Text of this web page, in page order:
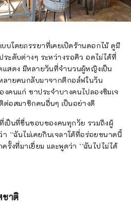
บโดยภรรยาที่เคยเปิดร้านดอกไม้ ดูมี
ระดับต่างๆ ระหว่างรอคิว อดไม่ได้ที่
แสดง มีหลายวันที่จำนวนผู้หญิงเป็น
ลายคนกลับมาจากตีกอล์ฟในวัน
งคนแก่ ขาประจำบางคนไปลองชิมเจ
ต่อสมาชิกคนอื่นๆ เป็นอย่างดี
เป็นที่ชื่นชอบของคนทุกวัย รวมถึงผู้
``ฉันไม่เคยกินเจลาโต้ที่อร่อยขนาดนี้
รั้งที่มาเยี่ยม และพูดว่า ``ฉันไปไม่ได้
ชาติ